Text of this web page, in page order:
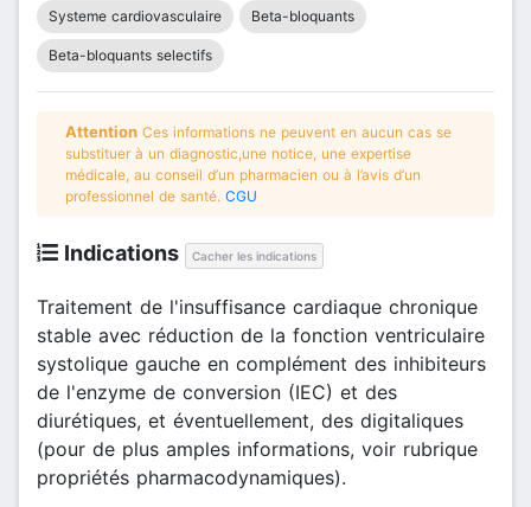
Systeme cardiovasculaire Beta-bloquants
Beta-bloquants selectifs
Attention Ces informations ne peuvent en aucun cas se
substituer à un diagnostic,une notice, une expertise
médicale, au conseil d’un pharmacien ou à l’avis d’un
professionnel de santé. CGU
Indications Cacher les indications
Traitement de l'insuffisance cardiaque chronique
stable avec réduction de la fonction ventriculaire
systolique gauche en complément des inhibiteurs
de l'enzyme de conversion (IEC) et des
diurétiques, et éventuellement, des digitaliques
(pour de plus amples informations, voir rubrique
propriétés pharmacodynamiques).